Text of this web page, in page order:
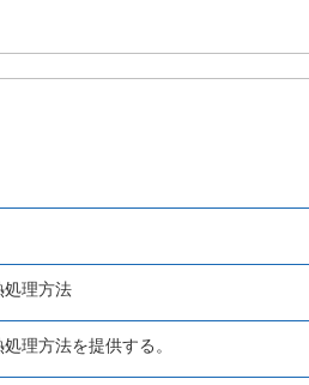
処理方法
理方法を提供する。